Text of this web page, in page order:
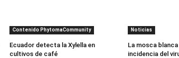
Contenido PhytomaCommunity
Ecuador detecta la Xylella en
cultivos de café
Noticias
La mosca
incidencia del